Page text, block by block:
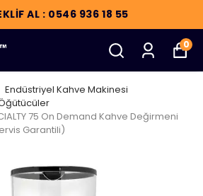
AL : 0546 936 18 55
0
Endüstriyel Kahve Makinesi
75 On Demand Kahve Değirmeni
Garantili)